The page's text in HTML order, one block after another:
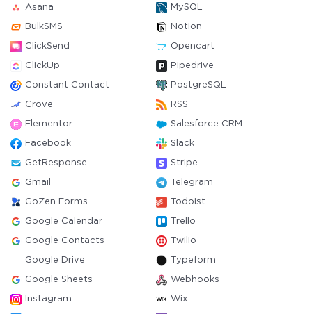
Asana MySQL
BulkSMS Notion
ClickSend Opencart
ClickUp Pipedrive
Constant Contact PostgreSQL
Crove RSS
Elementor Salesforce CRM
Facebook Slack
GetResponse Stripe
Gmail Telegram
GoZen Forms Todoist
Google Calendar Trello
Google Contacts Twilio
Google Drive Typeform
Google Sheets Webhooks
Instagram Wix